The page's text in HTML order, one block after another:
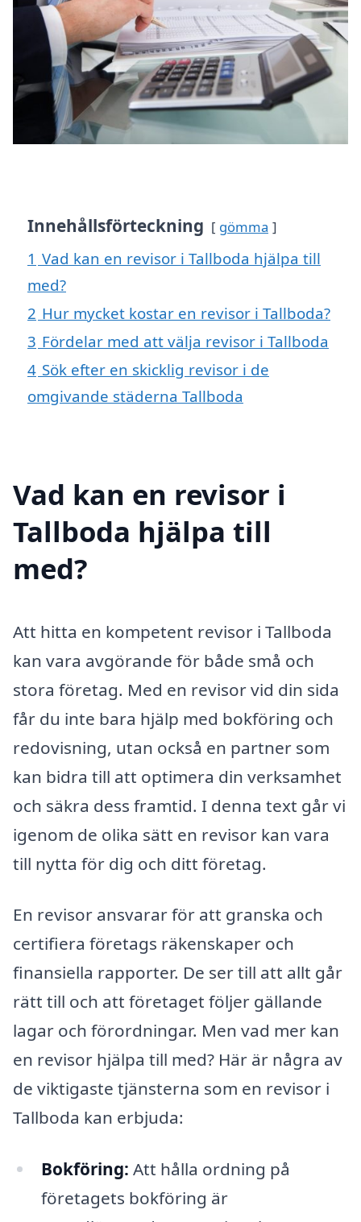
Innehållsförteckning gömma
1 Vad kan en revisor i Tallboda hjälpa till
med?
2 Hur mycket kostar en revisor i Tallboda?
3 Fördelar med att välja revisor i Tallboda
4 Sök efter en skicklig revisor i de
omgivande städerna Tallboda
Vad kan en revisor i
Tallboda hjälpa till
med?
Att hitta en kompetent revisor i Tallboda
kan vara avgörande för både små och
stora företag. Med en revisor vid din sida
får du inte bara hjälp med bokföring och
redovisning, utan också en partner som
kan bidra till att optimera din verksamhet
och säkra dess framtid. I denna text går vi
igenom de olika sätt en revisor kan vara
till nytta för dig och ditt företag.
En revisor ansvarar för att granska och
certifiera företags räkenskaper och
finansiella rapporter. De ser till att allt går
rätt till och att företaget följer gällande
lagar och förordningar. Men vad mer kan
en revisor hjälpa till med? Här är några av
de viktigaste tjänsterna som en revisor i
Tallboda kan erbjuda:
Bokföring: Att hålla ordning på
företagets bokföring är